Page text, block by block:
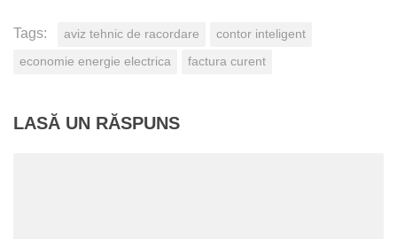
Tags: aviz tehnic de racordare contor inteligent
economie energie electrica factura curent
LASĂ UN RĂSPUNS